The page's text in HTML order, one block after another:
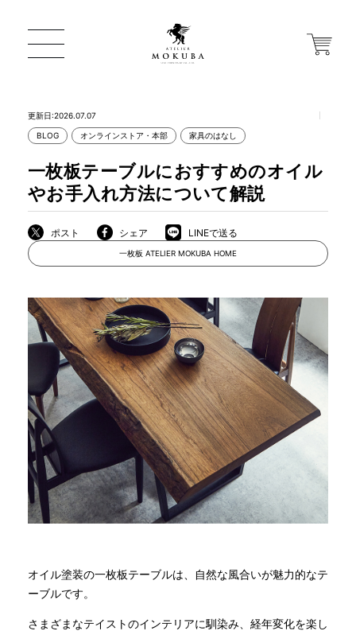
店舗から探す
一枚板 ATELIER MOKUBA HOME
MOKUBA について
商品情報
直営店
イベント
全商品一覧
更新日:2026.07.07
BLOG オンラインストア・本部 家具のはなし
一枚板テーブルにおすすめのオイル
やお手入れ方法について解説
ポスト シェア LINEで送る
一枚板 ATELIER MOKUBA HOME
オイル塗装の一枚板テーブルは、自然な風合いが魅力的なテ
ーブルです。
さまざまなテイストのインテリアに馴染み、経年変化を楽し